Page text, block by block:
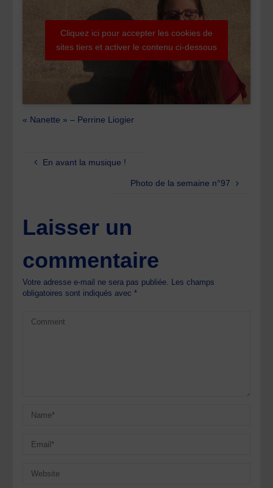
Cliquez ici pour accepter les cookies de
sites tiers et activer le contenu ci-dessous
« Nanette » – Perrine Liogier
En avant la musique !
Photo de la semaine n°97
Laisser un
commentaire
Votre adresse e-mail ne sera pas publiée. Les champs
obligatoires sont indiqués avec*